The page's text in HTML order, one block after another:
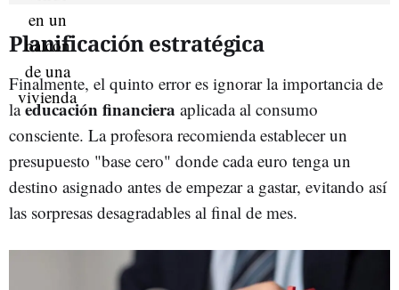
Planificación estratégica
Finalmente, el quinto error es ignorar la importancia de
laeducación financiera aplicada al consumo
consciente. La profesora recomienda establecer un
presupuesto "base cero" donde cada euro tenga un
destino asignado antes de empezar a gastar, evitando así
las sorpresas desagradables al final de mes.